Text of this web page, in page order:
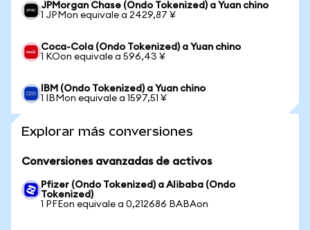
JPMorgan Chase (Ondo Tokenized) a Yuan chino
1 JPMon equivale a 2429,87 ¥
Coca-Cola (Ondo Tokenized) a Yuan chino
1 KOon equivale a 596,43 ¥
IBM (Ondo Tokenized) a Yuan chino
1 IBMon equivale a 1597,51 ¥
Explorar más conversiones
Conversiones avanzadas de activos
Pfizer (Ondo Tokenized) a Alibaba (Ondo
Tokenized)
1 PFEon equivale a 0,212686 BABAon